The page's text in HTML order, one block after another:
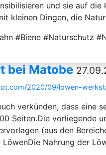
und sie auf
kleinen Dingen, die
#Biene #Naturschutz
bei Matobe
2020/09/lowen-
verkünden, dass eine
Seiten.Die vorliegende
(aus den
Nahrung der